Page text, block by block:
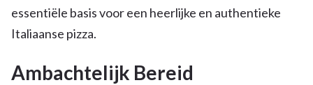
essentiële basis voor een heerlijke en authentieke
Italiaanse pizza.
Ambachtelijk Bereid